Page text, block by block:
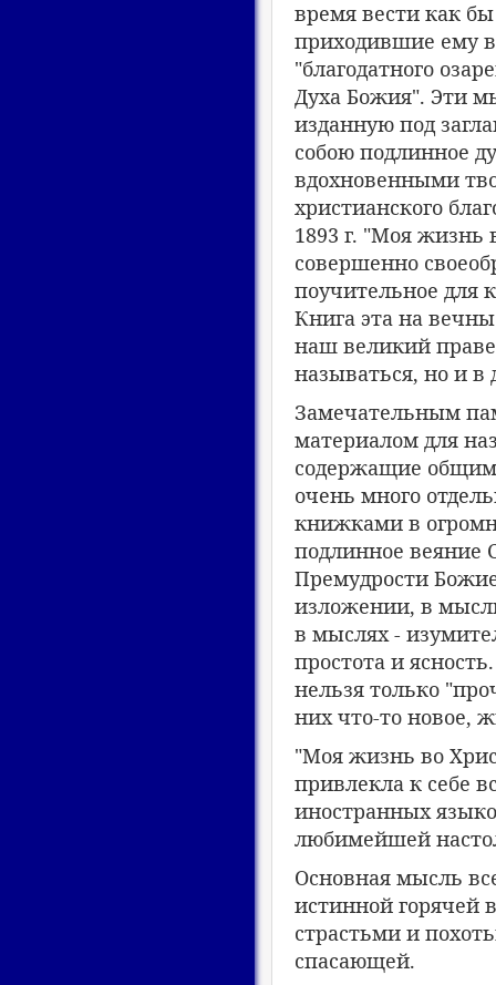
время вести как
приходившие ему
"благодатного
Духа Божия". Эти
изданную под
собою подлинное
вдохновенными
христианского
1893 г. "Моя жизнь
совершенно
поучительное для
Книга эта на
наш великий
называться, но и в
Замечательным
материалом для
содержащие общим
очень много
книжками в
подлинное веяние
Премудрости
изложении, в
в мыслях -
простота и
нельзя только
них что-то новое,
"Моя жизнь во
привлекла к себе
иностранных
любимейшей
Основная мысль
истинной горячей
страстьми и
спасающей.